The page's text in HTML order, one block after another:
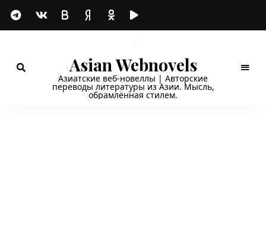
Asian Webnovels
Азиатские веб-новеллы | Авторские
переводы литературы из Азии. Мысль,
обрамлённая стилем.